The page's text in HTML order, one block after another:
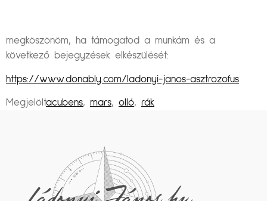
megköszönöm, ha támogatod a munkám és a
következő bejegyzések elkészülését:
https://www.donably.com/ladonyi-janos-asztrozofus
Megjelöltacubens, mars, olló, rák